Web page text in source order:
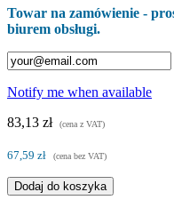
Towar na zamówienie -
biurem obsługi.
Notify me when available
83,13 zł
(cena z VAT)
67,59 zł (cena bez VAT)
Dodaj do koszyka